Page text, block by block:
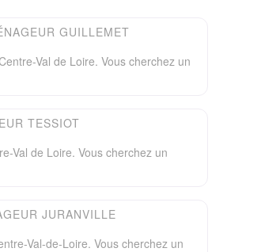
GUILLEMET
Val de Loire. Vous cherchez un
TESSIOT
Val de Loire. Vous cherchez un
JURANVILLE
Val-de-Loire. Vous cherchez un